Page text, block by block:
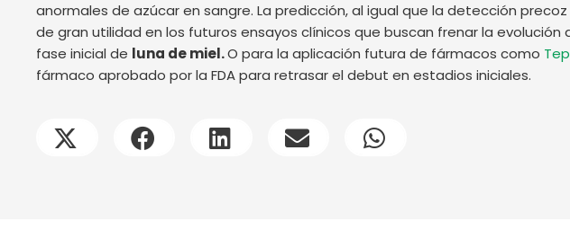
anormales de azúcar en sangre. La predicción, al igual que la detección
de gran utilidad en los futuros ensayos clínicos que buscan frenar la evolución
fase inicial de luna de miel.O para la aplicación futura de fármacos como
fármaco aprobado por la FDA para retrasar el debut en estadios iniciales.